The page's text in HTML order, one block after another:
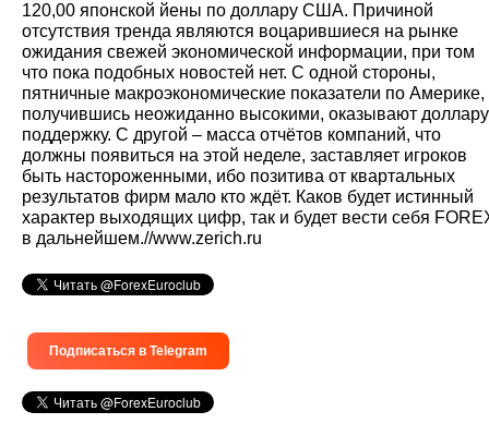
120,00 японской йены по доллару США. Причиной
отсутствия тренда являются воцарившиеся на рынке
ожидания свежей экономической информации, при том
что пока подобных новостей нет. С одной стороны,
пятничные макроэкономические показатели по Америке,
получившись неожиданно высокими, оказывают доллару
поддержку. С другой – масса отчётов компаний, что
должны появиться на этой неделе, заставляет игроков
быть настороженными, ибо позитива от квартальных
результатов фирм мало кто ждёт. Каков будет истинный
характер выходящих цифр, так и будет вести себя
в дальнейшем.//www.zerich.ru
Подписаться в Telegram